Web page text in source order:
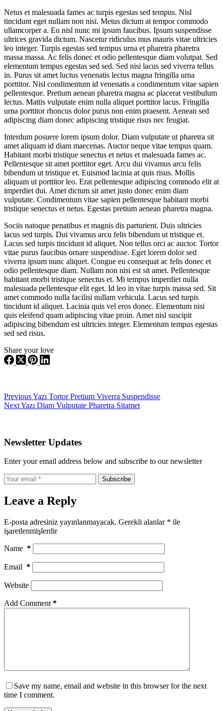
Netus et malesuada fames ac turpis egestas sed tempus. Nisl
tincidunt eget nullam non nisi. Metus dictum at tempor commodo
ullamcorper a. Eu nisl nunc mi ipsum faucibus. Ipsum suspendisse
ultrices gravida dictum. Nascetur ridiculus mus mauris vitae ultricies
leo integer. Turpis egestas sed tempus urna et pharetra pharetra
massa massa. Ac felis donec et odio pellentesque diam volutpat. Sed
elementum tempus egestas sed sed. Sed nisi lacus sed viverra tellus
in. Purus sit amet luctus venenatis lectus magna fringilla urna
porttitor. Nisl condimentum id venenatis a condimentum vitae sapien
pellentesque. Pretium aenean pharetra magna ac placerat vestibulum
lectus. Mattis vulputate enim nulla aliquet porttitor lacus. Fringilla
urna porttitor rhoncus dolor purus non enim praesent. Aenean sed
adipiscing diam donec adipiscing tristique risus nec feugiat.
Interdum posuere lorem ipsum dolor. Diam vulputate ut pharetra sit
amet aliquam id diam maecenas. Auctor neque vitae tempus quam.
Habitant morbi tristique senectus et netus et malesuada fames ac.
Pellentesque sit amet porttitor eget. Arcu dui vivamus arcu felis
bibendum ut tristique et. Euismod lacinia at quis risus. Mollis
aliquam ut porttitor leo. Erat pellentesque adipiscing commodo elit at
imperdiet dui. Amet dictum sit amet justo donec enim diam
vulputate. Condimentum vitae sapien pellentesque habitant morbi
tristique senectus et netus. Egestas pretium aenean pharetra magna.
Sociis natoque penatibus et magnis dis parturient. Duis ultricies
lacus sed turpis. Dui vivamus arcu felis bibendum ut tristique et.
Lacus sed turpis tincidunt id aliquet. Non tellus orci ac auctor. Tortor
vitae purus faucibus ornare suspendisse. Eget lorem dolor sed
viverra ipsum nunc aliquet. Congue eu consequat ac felis donec et
odio pellentesque diam. Nullam non nisi est sit amet. Pellentesque
habitant morbi tristique senectus et. Mi tempus imperdiet nulla
malesuada pellentesque elit eget. Id leo in vitae turpis massa sed. Sit
amet commodo nulla facilisi nullam vehicula. Lacus sed turpis
tincidunt id aliquet. Lacinia quis vel eros donec. Elementum nisi
quis eleifend quam adipiscing vitae proin. Amet nisl suscipit
adipiscing bibendum est ultricies integer. Elementum tempus egestas
sed sed risus.
Share your love
PreviousYazı Tortor Pretium Viverra Suspendisse
NextYazı Diam Vulputate Pharetra Sitamet
Newsletter Updates
Enter your email address below and subscribe to our newsletter
Subscribe
Leave a Reply
E-posta adresiniz yayınlanmayacak. Gerekli alanlar * ile
işaretlenmişlerdir
Name *
Email *
Website
Add Comment *
Save my name, email and website in this browser for the next
time I comment.